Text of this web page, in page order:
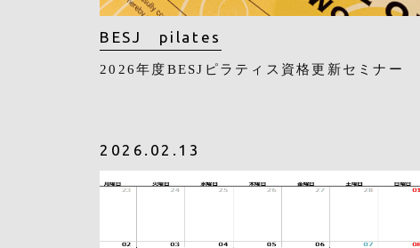
BESJ pilates
2026年度BESJピラティス資格更新セミナー
2026.02.13